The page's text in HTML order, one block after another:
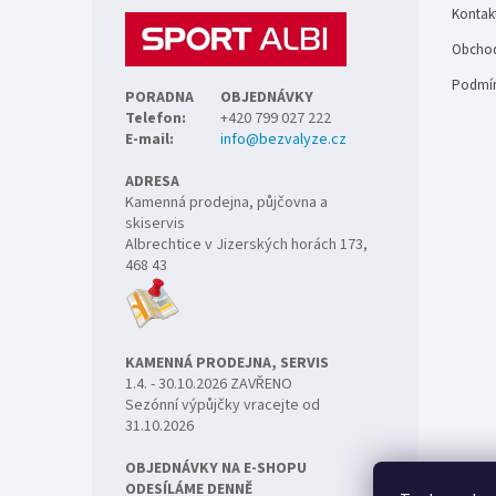
PORADNA
OBJEDNÁVKY
Telefon:
+420 799 027 222
E-mail:
info@bezvalyze.cz
ADRESA
Kamenná prodejna, půjčovna a
skiservis
Albrechtice v Jizerských horách 173,
468 43
KAMENNÁ PRODEJNA, SERVIS
1.4. - 30.10.2026 ZAVŘENO
Sezónní výpůjčky vracejte od
31.10.2026
OBJEDNÁVKY NA E-SHOPU
ODESÍLÁME DENNĚ